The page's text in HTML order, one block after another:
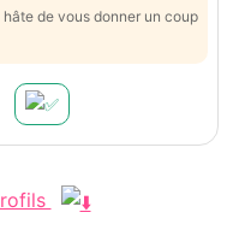
de vous donner un coup